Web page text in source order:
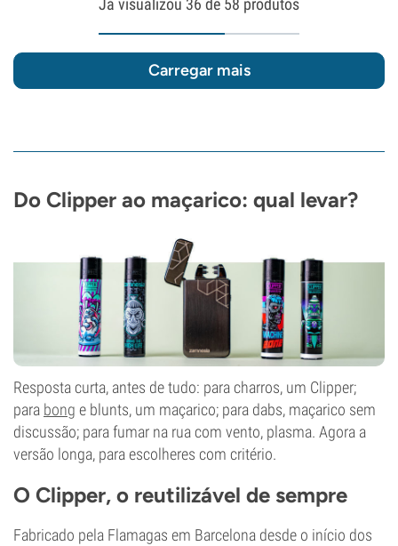
Já visualizou 36 de 58 produtos
Carregar mais
Do Clipper ao maçarico: qual levar?
Resposta curta, antes de tudo: para charros, um Clipper;
para bong e blunts, um maçarico; para dabs, maçarico sem
discussão; para fumar na rua com vento, plasma. Agora a
versão longa, para escolheres com critério.
O Clipper, o reutilizável de sempre
Fabricado pela Flamagas em Barcelona desde o início dos